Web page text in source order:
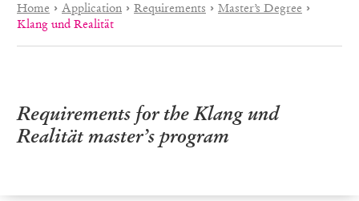
Home › Application › Requirements › Master’s Degree ›
Klang und Realität
Requirements for the Klang und
Realität master’s program